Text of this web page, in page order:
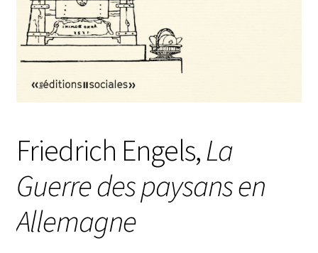
Friedrich Engels,La
Guerre des paysans en
Allemagne